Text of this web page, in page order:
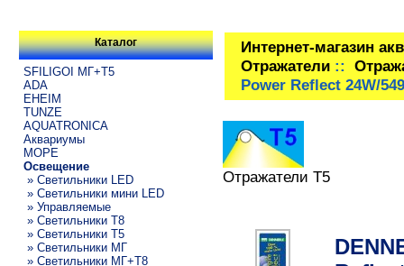
Каталог
SFILIGOI МГ+Т5
ADA
EHEIM
TUNZE
AQUATRONICA
Аквариумы
МОРЕ
Освещение
» Светильники LED
» Светильники мини LED
» Управляемые
» Светильники T8
» Светильники T5
» Светильники МГ
» Светильники МГ+T8
Интернет-магазин
Отражатели::
Power Reflect 24W/
Отражатели T5